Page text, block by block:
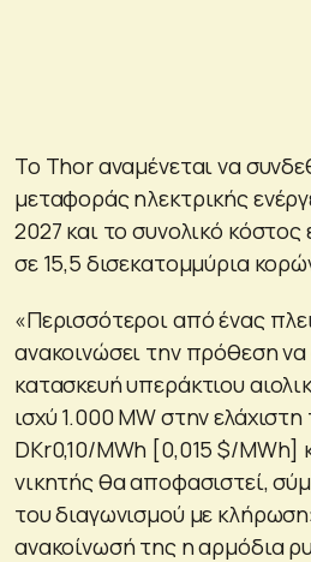
Το Thor αναμένεται να
μεταφοράς ηλεκτρικής
2027 και το συνολικό
σε 15,5 δισεκατομμύρια
«Περισσότεροι από ένας
ανακοινώσει την πρόθεση
κατασκευή υπεράκτιου
ισχύ 1.000 MW στην
DKr0,10/MWh [0,015 $/MWh]
νικητής θα αποφασιστεί,
του διαγωνισμού με
ανακοίνωσή της η αρμόδια